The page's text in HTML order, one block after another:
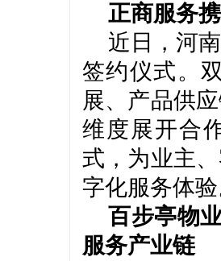
正商服务
近日，河
签约仪式。
展、产品供
维度展开合
式，为业主
字化服务体
百步亭物
服务产业链